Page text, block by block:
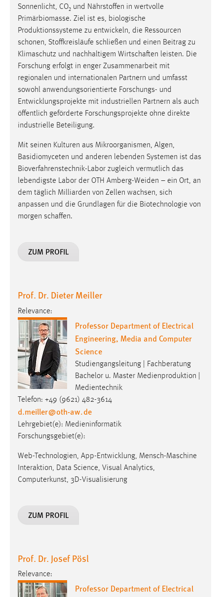
Sonnenlicht, CO₂ und Nährstoffen in wertvolle
Primärbiomasse. Ziel ist es, biologische
Produktionssysteme zu entwickeln, die Ressourcen
schonen, Stoffkreisläufe schließen und einen Beitrag zu
Klimaschutz und nachhaltigem Wirtschaften leisten. Die
Forschung erfolgt in enger Zusammenarbeit mit
regionalen und internationalen Partnern und umfasst
sowohl anwendungsorientierte Forschungs- und
Entwicklungsprojekte mit industriellen Partnern als auch
öffentlich geförderte Forschungsprojekte ohne direkte
industrielle Beteiligung.
Mit seinen Kulturen aus Mikroorganismen, Algen,
Basidiomyceten und anderen lebenden Systemen ist das
Bioverfahrenstechnik-Labor zugleich vermutlich das
lebendigste Labor der OTH Amberg-Weiden – ein Ort, an
dem täglich Milliarden von Zellen wachsen, sich
anpassen und die Grundlagen für die Biotechnologie von
morgen schaffen.
ZUM PROFIL
Prof. Dr. Dieter Meiller
Relevance:
Professor Department of Electrical
Engineering, Media and Computer
Science
Studiengangsleitung | Fachberatung
Bachelor u. Master Medienproduktion |
Medientechnik
Telefon: +49 (9621) 482-3614
d.meiller@oth-aw.de
Lehrgebiet(e): Medieninformatik
Forschungsgebiet(e):
Web-Technologien, App-Entwicklung, Mensch-Maschine
Interaktion, Data Science, Visual Analytics,
Computerkunst, 3D-Visualisierung
ZUM PROFIL
Prof. Dr. Josef Pösl
Relevance:
Professor Department of Electrical